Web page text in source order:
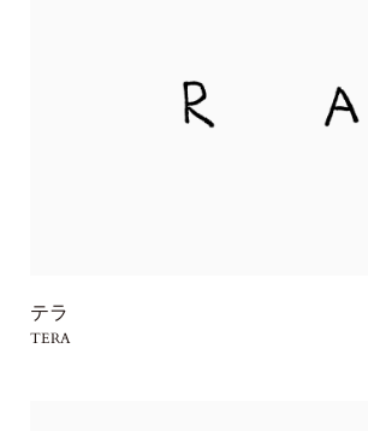
テラ
TERA